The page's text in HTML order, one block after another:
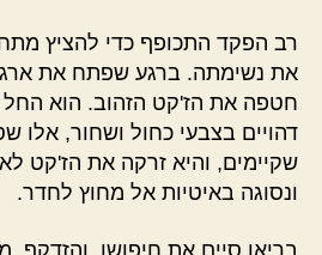
רב הפקד התכופף כדי להציץ
את נשימתה. ברגע שפתח את
חטפה את הז'קט הזהוב. הוא החל
דהויים בצבעי כחול ושחור, אלו
שקיימים, והיא זרקה את הז'קט
ונסוגה באיטיות אל מחוץ לחדר.
בריאן סיים את חיפושו והזדקף,